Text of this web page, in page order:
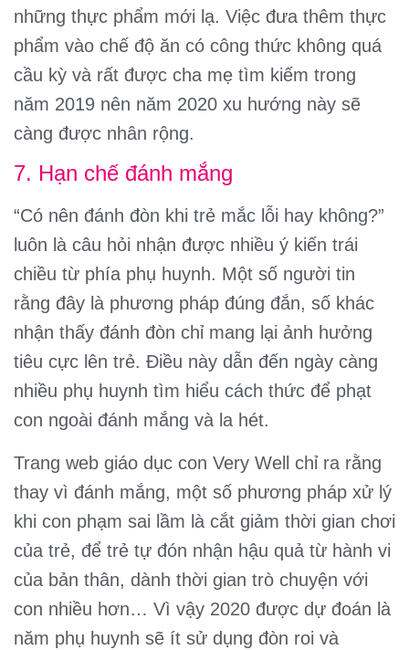
những thực phẩm mới lạ. Việc đưa thêm thực
phẩm vào chế độ ăn có công thức không quá
cầu kỳ và rất được cha mẹ tìm kiếm trong
năm 2019 nên năm 2020 xu hướng này sẽ
càng được nhân rộng.
7. Hạn chế đánh mắng
“Có nên đánh đòn khi trẻ mắc lỗi hay không?”
luôn là câu hỏi nhận được nhiều ý kiến trái
chiều từ phía phụ huynh. Một số người tin
rằng đây là phương pháp đúng đắn, số khác
nhận thấy đánh đòn chỉ mang lại ảnh hưởng
tiêu cực lên trẻ. Điều này dẫn đến ngày càng
nhiều phụ huynh tìm hiểu cách thức để phạt
con ngoài đánh mắng và la hét.
Trang web giáo dục con Very Well chỉ ra rằng
thay vì đánh mắng, một số phương pháp xử lý
khi con phạm sai lầm là cắt giảm thời gian chơi
của trẻ, để trẻ tự đón nhận hậu quả từ hành vi
của bản thân, dành thời gian trò chuyện với
con nhiều hơn… Vì vậy 2020 được dự đoán là
năm phụ huynh sẽ ít sử dụng đòn roi và